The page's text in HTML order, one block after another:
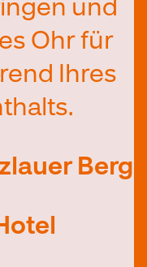
und
Ohr für
Ihres
Berg